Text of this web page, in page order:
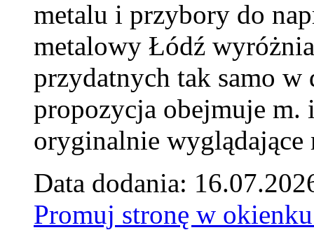
metalu i przybory do
metalowy Łódź
przydatnych tak samo w
propozycja obejmuje m.
oryginalnie wyglądające
Data dodania:
Promuj stronę w